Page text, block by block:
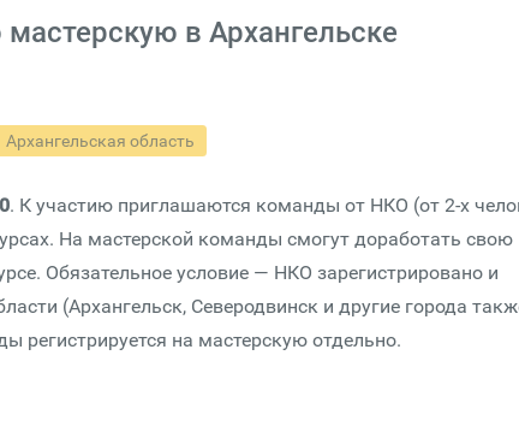
в Архангельске
Архангельская область
. К участию приглашаются команды от НКО (от 2-х
На мастерской команды смогут доработать свою
Обязательное условие — НКО зарегистрировано и
(Архангельск, Северодвинск и другие города
регистрируется на мастерскую отдельно.